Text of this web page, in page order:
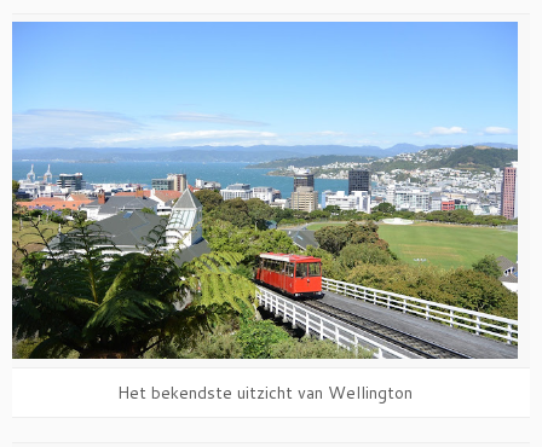
Het bekendste uitzicht van Wellington